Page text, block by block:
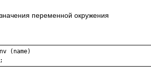
переменной окружения